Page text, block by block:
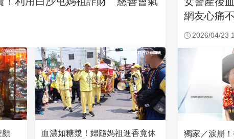
顏
血濃如糖漿！婦隨媽祖進香竟休
網友心痛
2026/04/23
獨家／淚崩